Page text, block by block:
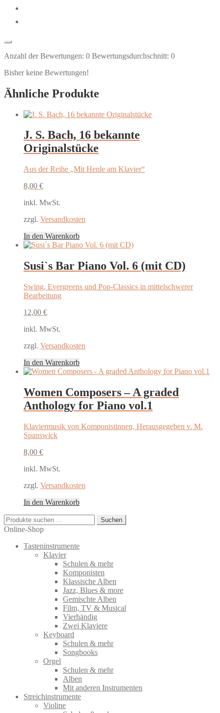
Anzahl der Bewertungen: 0 Bewertungsdurchschnitt: 0
Bisher keine Bewertungen!
Ähnliche Produkte
J. S. Bach, 16 bekannte
Originalstücke
Aus der Reihe „Mit Henle am Klavier“
8,00 €
inkl. MwSt.
zzgl. Versandkosten
In den Warenkorb
Susi`s Bar Piano Vol. 6 (mit CD)
Swing, Evergreens und Pop-Classics in mittelschwerer
Bearbeitung
12,00 €
inkl. MwSt.
zzgl. Versandkosten
In den Warenkorb
Women Composers – A graded
Anthology for Piano vol.1
Klaviermusik von Komponistinnen, Herausgegeben v. M.
Spanswick
8,00 €
inkl. MwSt.
zzgl. Versandkosten
In den Warenkorb
Suchen
nach:
Suchen
Online-Shop
Tasteninstrumente
Klavier
Schulen & mehr
Komponisten
Klassische Alben
Jazz, Blues & more
Gemischte Alben
Film, TV & Musical
Vierhändig
Zwei Klaviere
Keyboard
Schulen & mehr
Songbooks
Orgel
Schulen & mehr
Alben
Mit anderen Instrumenten
Streichinstrumente
Violine